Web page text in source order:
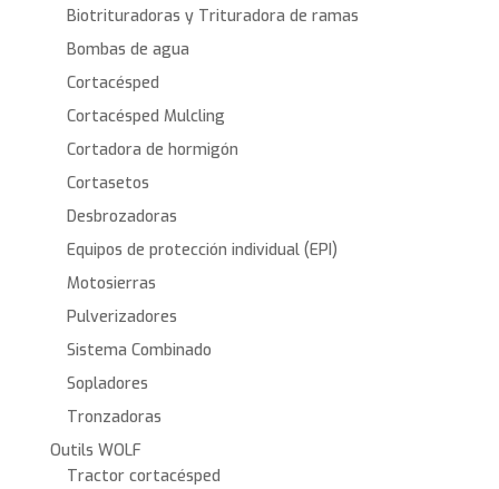
Biotrituradoras y Trituradora de ramas
Bombas de agua
Cortacésped
Cortacésped Mulcling
Cortadora de hormigón
Cortasetos
Desbrozadoras
Equipos de protección individual (EPI)
Motosierras
Pulverizadores
Sistema Combinado
Sopladores
Tronzadoras
Outils WOLF
Tractor cortacésped